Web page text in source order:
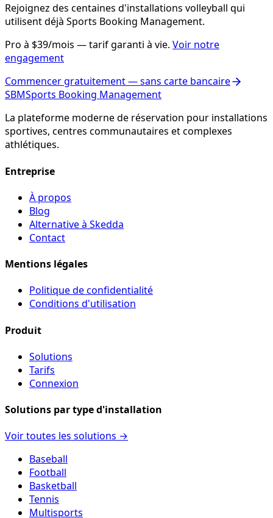
Rejoignez des centaines d'installations volleyball qui
utilisent déjà Sports Booking Management.
Pro à $39/mois — tarif garanti à vie. Voir notre
engagement
Commencer gratuitement — sans carte bancaire
SBMSports Booking Management
La plateforme moderne de réservation pour installations
sportives, centres communautaires et complexes
athlétiques.
Entreprise
À propos
Blog
Alternative à Skedda
Contact
Mentions légales
Politique de confidentialité
Conditions d'utilisation
Produit
Solutions
Tarifs
Connexion
Solutions par type d'installation
Voir toutes les solutions →
Baseball
Football
Basketball
Tennis
Multisports